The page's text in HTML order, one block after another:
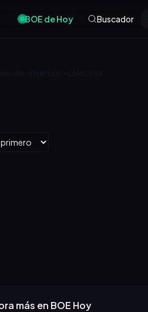
BOE de Hoy Buscador
de-inversión-colectiva
más en BOE Hoy